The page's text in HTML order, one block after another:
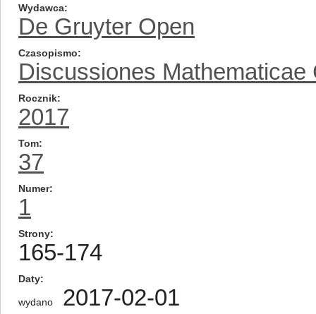
Wydawca
De Gruyter Open
Czasopismo
Discussiones Mathematicae
Rocznik
2017
Tom
37
Numer
1
Strony
165-174
Daty
wydano 2017-02-01